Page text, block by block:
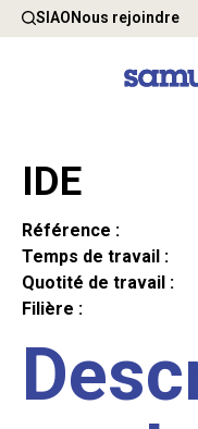
SIAONous rejoindre
IDE
Référence :
Temps de travail :
Quotité de travail :
Filière :